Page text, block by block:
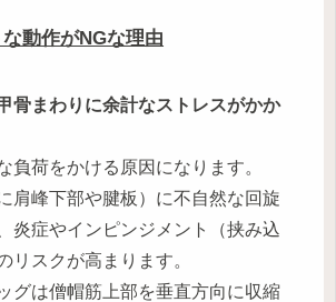
動作がNGな理由
骨まわり に余計なストレスがかか
負荷をかける原因になります。
肩峰下部や腱板）に不自然な回旋
炎症やインピンジメント（挟み込
リスクが高まります。
グは僧帽筋上部を垂直方向に収縮